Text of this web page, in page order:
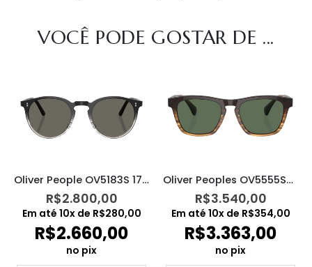
VOCÊ PODE GOSTAR DE ...
Oliver People OV5183S 1780R5
R$2.800,00
Em até 10x de R$280,00
R$2.660,00
no pix
Oliver Peoples OV5555SU 1392A
R$3.540,00
Em até 10x de R$354,00
R$3.363,00
no pix